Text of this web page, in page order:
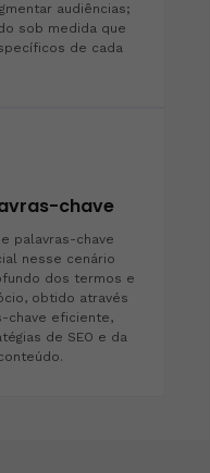
audiências;
sob medida que
de cada
chave
palavras-chave
nesse cenário
dos termos e
obtido através
chave eficiente,
de SEO e da